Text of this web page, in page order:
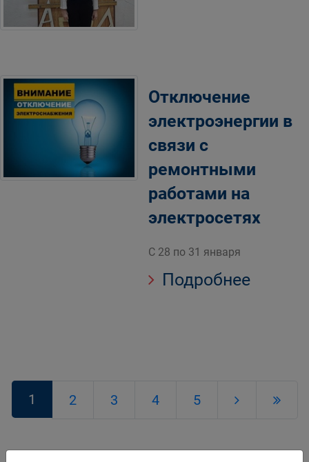
Отключение
электроэнергии в
связи с
ремонтными
работами на
электросетях
С 28 по 31 января
Подробнее
1 2 3 4 5